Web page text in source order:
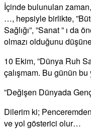
İçinde bulunulan
…, hepsiyle birlikte,
Sağlığı”, ”Sanat ” ı da
olmazı olduğunu
10 Ekim, ”Dünya Ruh
çalışmam. Bu günün bu
”Değişen Dünyada
Dilerim ki;
ve yol gösterici olur…